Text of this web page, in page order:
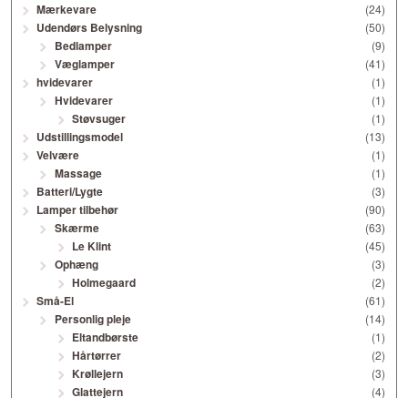
Mærkevare (24)
Udendørs Belysning (50)
Bedlamper (9)
Væglamper (41)
hvidevarer (1)
Hvidevarer (1)
Støvsuger (1)
Udstillingsmodel (13)
Velvære (1)
Massage (1)
Batteri/Lygte (3)
Lamper tilbehør (90)
Skærme (63)
Le Klint (45)
Ophæng (3)
Holmegaard (2)
Små-El (61)
Personlig pleje (14)
Eltandbørste (1)
Hårtørrer (2)
Krøllejern (3)
Glattejern (4)